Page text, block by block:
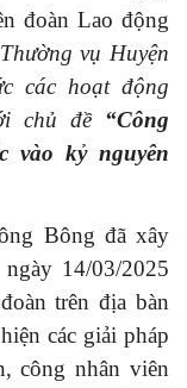
đoàn Lao động
vụ Huyện
các hoạt động
chủ đề “Công
vào kỷ nguyên
Bông đã xây
14/03/2025
trên địa bàn
các giải pháp
công nhân viên